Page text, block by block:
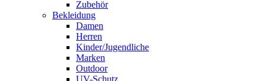
Zubehör
Bekleidung
Damen
Herren
Kinder/Jugendliche
Marken
Outdoor
UV-Schutz